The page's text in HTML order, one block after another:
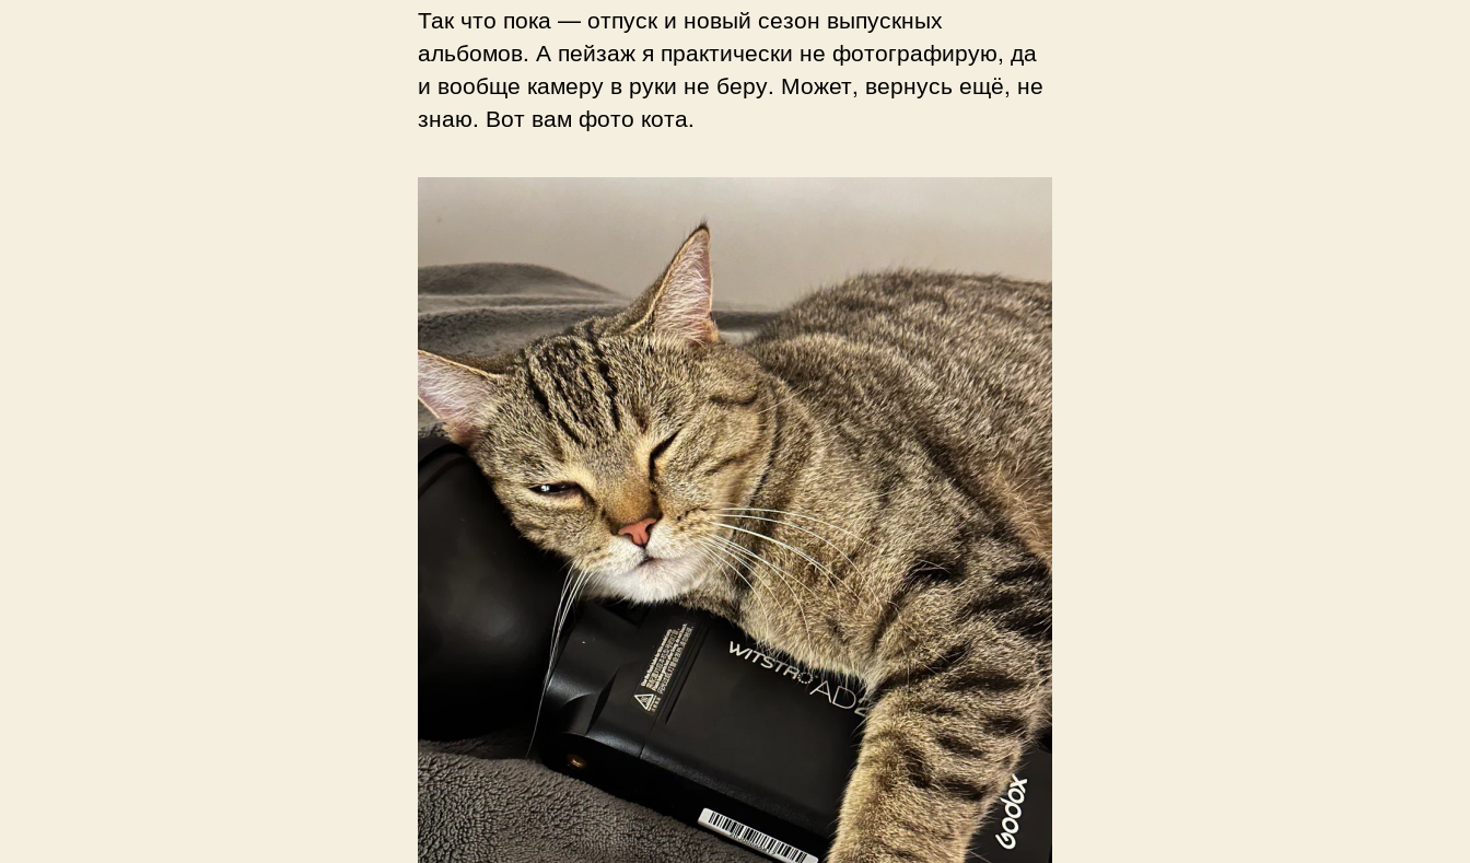
Так что пока — отпуск и новый сезон выпускных
альбомов. А пейзаж я практически не фотографирую, да
и вообще камеру в руки не беру. Может, вернусь ещё, не
знаю. Вот вам фото кота.